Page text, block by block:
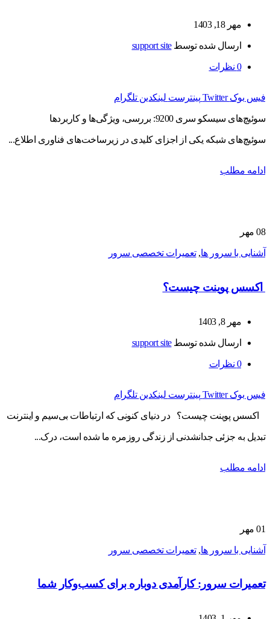
مهر 18, 1403
ارسال شده توسطsupport site
0 نظرات
فیس بوک Twitter پینترست لینکدین تلگرام
سوئیچ‌های سیسکو سری 9200: بررسی، ویژگی‌ها و کاربردها
سوئیچ‌های شبکه یکی از اجزای کلیدی در زیرساخت‌های فناوری اطلاع...
ادامه مطلب
08 مهر
آشنایی با سرور ها,تعمیرات تخصصی سرور
اکسس پوینت چیست؟
مهر 8, 1403
ارسال شده توسطsupport site
0 نظرات
فیس بوک Twitter پینترست لینکدین تلگرام
اکسس پوینت چیست؟ در دنیای کنونی که ارتباطات بی‌سیم و اینترنت
تبدیل به جزئی جدانشدنی از زندگی روزمره ما شده است، درک...
ادامه مطلب
01 مهر
آشنایی با سرور ها,تعمیرات تخصصی سرور
تعمیرات سرور: کارآمدی دوباره برای کسب‌وکار شما